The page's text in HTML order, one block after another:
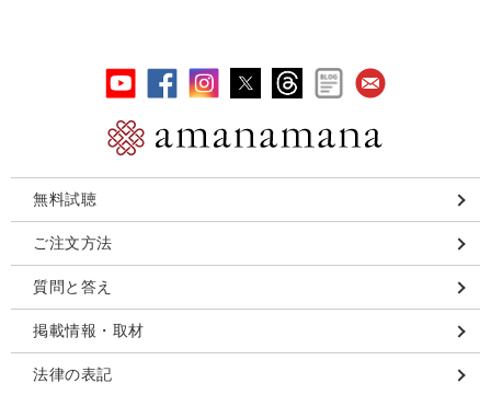
無料試聴
ご注文方法
質問と答え
掲載情報・取材
法律の表記